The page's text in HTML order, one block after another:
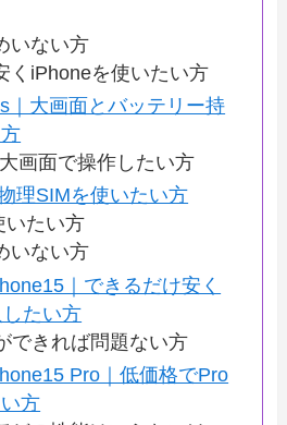
いない方
くiPhoneを使いたい方
｜大画面とバッテリー持
画面で操作したい方
理SIMを使いたい方
いたい方
いない方
｜できるだけ安く
たい方
できれば問題ない方
Pro｜低価格でPro
方